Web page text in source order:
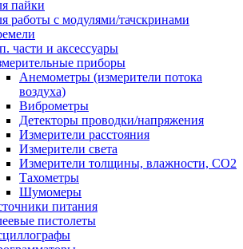
пайки
работы с модулями/тачскринами
части и аксессуары
приборы
Анемометры (измерители потока
воздуха)
Виброметры
Детекторы проводки/напряжения
Измерители расстояния
Измерители света
Измерители толщины, влажности, CO2
Тахометры
Шумомеры
питания
пистолеты